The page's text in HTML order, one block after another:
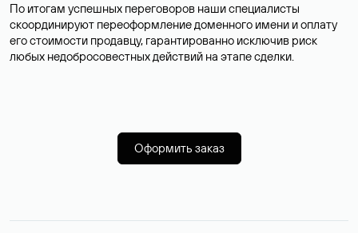
По итогам успешных переговоров наши специалисты
скоординируют переоформление доменного имени и оплату
его стоимости продавцу, гарантированно исключив риск
любых недобросовестных действий на этапе сделки.
Оформить заказ